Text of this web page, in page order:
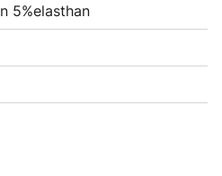
5%elasthan